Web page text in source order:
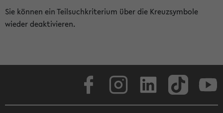
Sie können ein Teilsuchkriterium über die Kreuzsymbole
wieder deaktivieren.